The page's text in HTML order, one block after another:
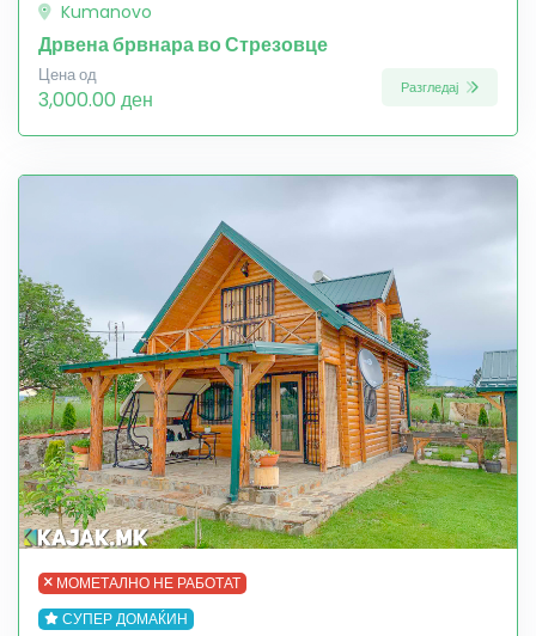
Kumanovo
Дрвена брвнара во Стрезовце
Цена од
3,000.00 ден Разгледај
МОМЕТАЛНО НЕ РАБОТАТ
СУПЕР ДОМАЌИН